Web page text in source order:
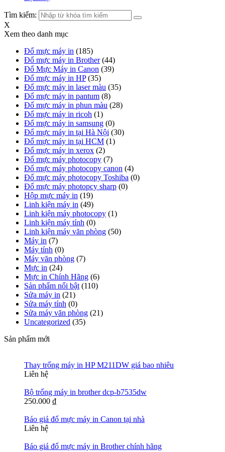
Tìm kiếm:
X
Xem theo danh mục
Đổ mực máy in (185)
Đổ mực máy in Brother (44)
Đổ Mực Máy in Canon (39)
Đổ mực máy in HP (35)
Đổ mực máy in laser màu (35)
Đổ mực máy in pantum (8)
Đổ mực máy in phun màu (28)
Đổ mực máy in ricoh (1)
Đổ mực máy in samsung (0)
Đổ mực máy in tại Hà Nội (30)
Đổ mực máy in tại HCM (1)
Đổ mực máy in xerox (2)
Đổ mực máy photocopy (7)
Đổ mực máy photocopy canon (4)
Đổ mực máy photocopy Toshiba (0)
Đổ mực máy photopcy sharp (0)
Hộp mực máy in (19)
Linh kiện máy in (49)
Linh kiện máy photocopy (1)
Linh kiện máy tính (0)
Linh kiện máy văn phòng (50)
Máy in (7)
Máy tính (0)
Máy văn phòng (7)
Mực in (24)
Mực in Chính Hãng (6)
Sản phẩm nổi bật (110)
Sửa máy in (21)
Sửa máy tính (0)
Sửa máy văn phòng (21)
Uncategorized (35)
Sản phẩm mới
Thay trống máy in HP M211DW giá bao nhiêu
Liên hệ
Bộ trống máy in brother dcp-b7535dw
250.000 ₫
Báo giá đổ mực máy in Canon tại nhà
Liên hệ
Báo giá đổ mực máy in Brother chính hãng